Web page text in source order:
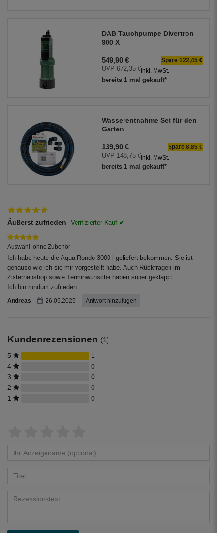
DAB Tauchpumpe Divertron
900 X
549,90 €
Spare 122,45 €
UVP 672,35 €inkl. MwSt.
bereits 1 mal gekauft*
Wasserentnahme Set für den
Garten
139,90 €
Spare 8,85 €
UVP 148,75 €inkl. MwSt.
bereits 1 mal gekauft*
Kundenrezensionen (1)
5
1
4
0
3
0
2
0
1
0
Äußerst zufrieden
Auswahl: ohne Zubehör
Ich habe heute die Aqua-Rondo 3000 l geliefert bekommen. Sie ist
genauso wie ich sie mir vorgestellt habe. Auch Rückfragen im
Zisternenshop sowie Terminwünsche haben super geklappt.
Ich bin rundum zufrieden.
Andreas 26.05.2025 Antwort hinzufügen